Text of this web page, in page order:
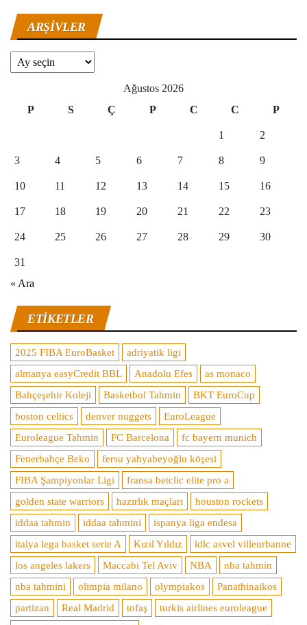
ARŞIVLER
Arşivler
Ağustos 2026
P
S Ç P C C P
1 2
3 4 5 6 7 8 9
10 11 12 13 14 15 16
17 18 19 20 21 22 23
24 25 26 27 28 29 30
31
« Ara
ETIKETLER
2025 FIBA EuroBasket
adriyatik ligi
almanya easyCredit BBL
Anadolu Efes
as monaco
Bahçeşehir Koleji
Basketbol Tahmin
BKT EuroCup
boston celtics
denver nuggets
EuroLeague
Euroleague Tahmin
FC Barcelona
fc bayern munich
Fenerbahçe Beko
fersu yahyabeyoğlu köşesi
FIBA Şampiyonlar Ligi
fransa betclic elite pro a
golden state warriors
hazırlık maçları
houston rockets
iddaa tahmin
iddaa tahmini
ispanya liga endesa
italya lega basket serie A
Kızıl Yıldız
ldlc asvel villeurbanne
los angeles lakers
Maccabi Tel Aviv NBA
nba tahmin
nba tahmini
olimpia milano olympiakos
Panathinaikos
partizan
Real Madrid tofaş
turkis airlines euroleague